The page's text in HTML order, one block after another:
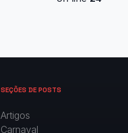
SEÇÕES DE POSTS
Artigos
Carnaval